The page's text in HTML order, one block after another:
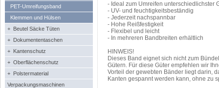
PET-Umreifungsband
Klemmen und Hülsen
+ Beutel Säcke Tüten
+ Dokumententaschen
+ Kantenschutz
+ Oberflächenschutz
+ Polstermaterial
Verpackungsmaschinen
- Ideal zum Umreifen unterschiedlichster
- UV- und feuchtigkeitsbeständig
- Jederzeit nachspannbar
- Hohe Reißfestigkeit
- Flexibel und leicht
- In mehreren Bandbreiten erhältlich
HINWEIS!
Dieses Band eignet sich nicht zum
Gütern. Für diese Güter empfehlen wir
Vorteil der gewebten Bänder liegt darin,
Kanten gespannt werden kann, ohne zu